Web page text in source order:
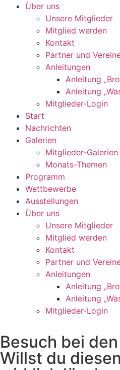
Über uns
Unsere Mitglieder
Mitglied werden
Kontakt
Partner und
Anleitungen
Anleitung
Anleitung
Mitglieder-Login
Start
Nachrichten
Galerien
Mitglieder-Galerien
Monats-Themen
Programm
Wettbewerbe
Ausstellungen
Über uns
Unsere Mitglieder
Mitglied werden
Kontakt
Partner und
Anleitungen
Anleitung
Anleitung
Mitglieder-Login
Besuch bei
Willst du